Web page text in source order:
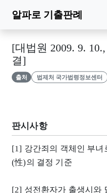
알파로 기출판례
[대법원 2009. 9.
결]
출처 법제처 국가법령정보센터
판시사항
[1] 강간죄의 객체인 부녀
(性)의 결정 기준
[2] 성전환자가 출생시와